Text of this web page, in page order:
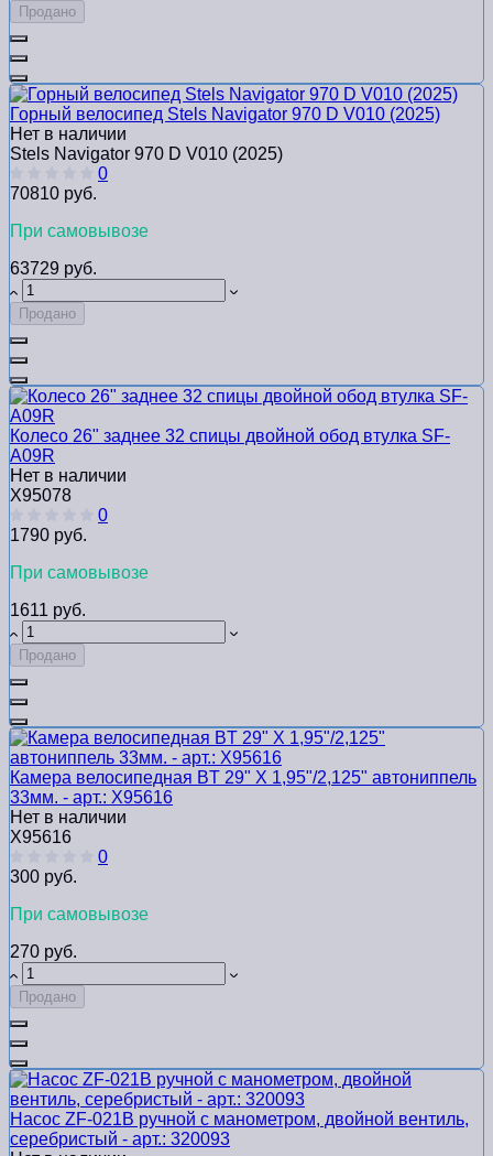
Продано
Горный велосипед Stels Navigator 970 D V010 (2025)
Нет в наличии
Stels Navigator 970 D V010 (2025)
0
70810 руб.
При самовывозе
63729 руб.
Продано
Колесо 26" заднее 32 спицы двойной обод втулка SF-
A09R
Нет в наличии
Х95078
0
1790 руб.
При самовывозе
1611 руб.
Продано
Камера велосипедная BT 29" Х 1,95"/2,125" автониппель
33мм. - арт.: Х95616
Нет в наличии
Х95616
0
300 руб.
При самовывозе
270 руб.
Продано
Насос ZF-021B ручной с манометром, двойной вентиль,
серебристый - арт.: 320093